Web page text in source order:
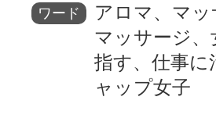
ワード
アロマ、マ
マッサージ
指す、仕事
ャップ女子